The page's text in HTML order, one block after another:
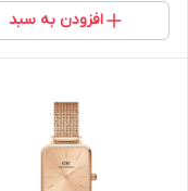
افزودن به سبد